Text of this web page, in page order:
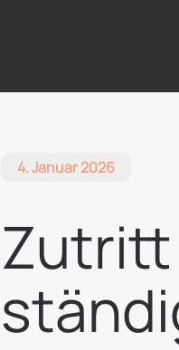
4. Januar 2026
Zutritt